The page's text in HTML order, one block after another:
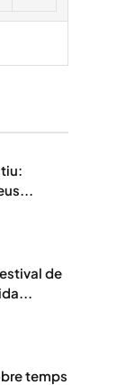
de
temps